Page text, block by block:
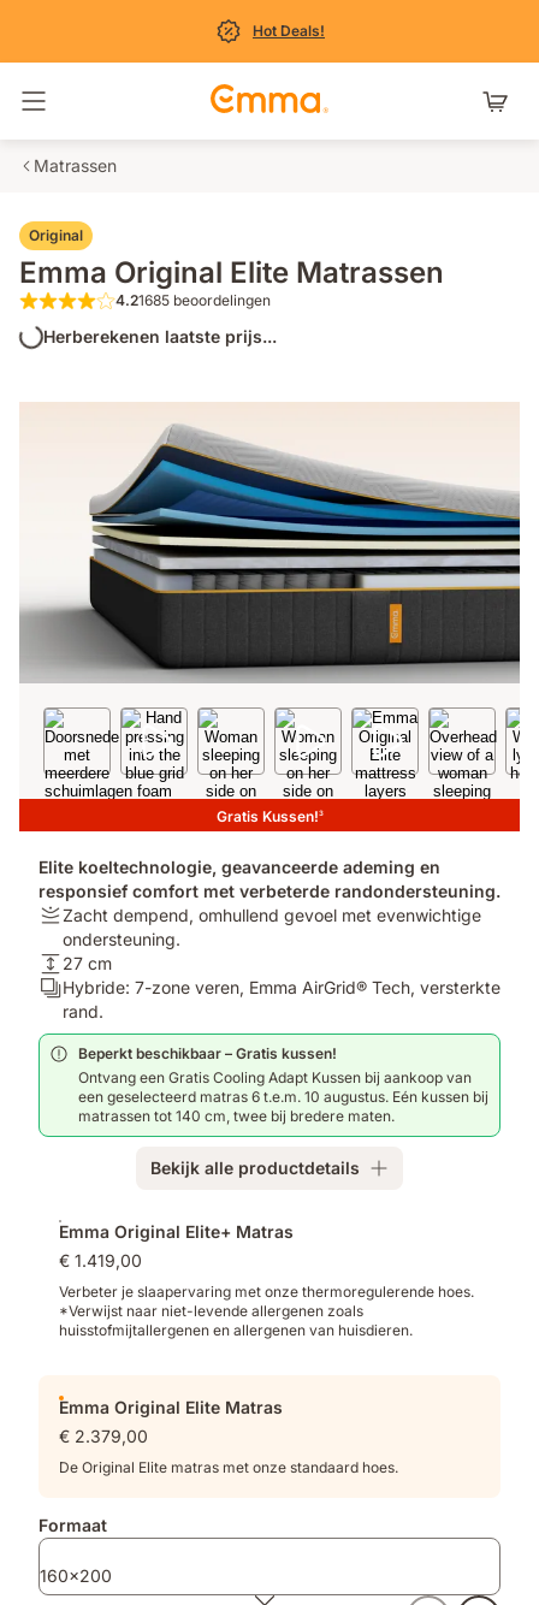
Hot Deals!
Navigatie in- en uitschakelen
Matrassen
Original
Emma Original Elite Matrassen
4.2 van de 5 sterren 1685 beoordelingen
4.21685 beoordelingen
Herberekenen laatste prijs...
Gratis Kussen!3
Elite koeltechnologie, geavanceerde ademing en
responsief comfort met verbeterde randondersteuning.
Stijfheid:
Zacht
dempend,
omhullend
gevoel
met
evenwichtige
ondersteuning.
Zacht dempend, omhullend gevoel met evenwichtige
ondersteuning.
Hoogte:
27
27 cm
Lagen:
Hybride:
7-
zone
veren,
Emma
AirGrid®
Hybride: 7-zone veren, Emma AirGrid® Tech, versterkte
rand.
Beperkt beschikbaar – Gratis kussen!
Ontvang een Gratis Cooling Adapt Kussen bij aankoop van
een geselecteerd matras 6 t.e.m. 10 augustus. Eén kussen bij
matrassen tot 140 cm, twee bij bredere maten.
Bekijk alle productdetails
producten
Emma Original Elite+ Matras
€ 1.419,00
Verbeter je slaapervaring met onze thermoregulerende hoes.
*Verwijst naar niet-levende allergenen zoals
huisstofmijtallergenen en allergenen van huisdieren.
Emma Original Elite Matras
€ 2.379,00
De Original Elite matras met onze standaard hoes.
Formaat
160x200